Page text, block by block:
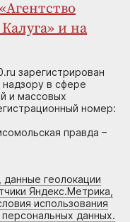
и на
зарегистрирован
в сфере
и массовых
номер:
правда –
данные геолокации
Яндекс.Метрика,
использования
данных.